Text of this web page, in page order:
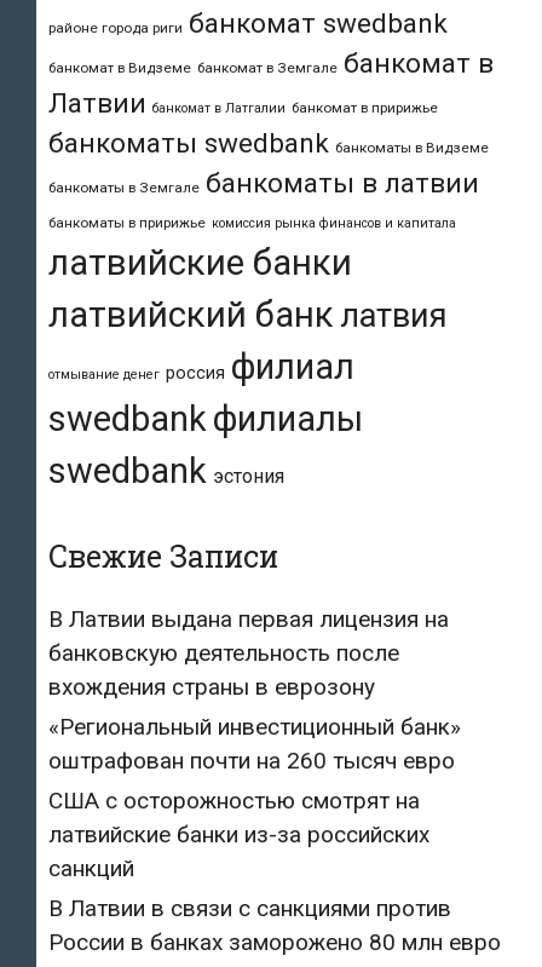
районе города риги банкомат swedbank
банкомат в Видземе банкомат в Земгале банкомат в
Латвии банкомат в Латгалии банкомат в пририжье
банкоматы swedbank банкоматы в Видземе
банкоматы в Земгале банкоматы в латвии
банкоматы в пририжье комиссия рынка финансов и капитала
латвийские банки
латвийский банк латвия
отмывание денег россия филиал
swedbankфилиалы
swedbank эстония
Свежие Записи
В Латвии выдана первая лицензия на
банковскую деятельность после
вхождения страны в еврозону
«Региональный инвестиционный банк»
оштрафован почти на 260 тысяч евро
США с осторожностью смотрят на
латвийские банки из-за российских
санкций
В Латвии в связи с санкциями против
России в банках заморожено 80 млн евро